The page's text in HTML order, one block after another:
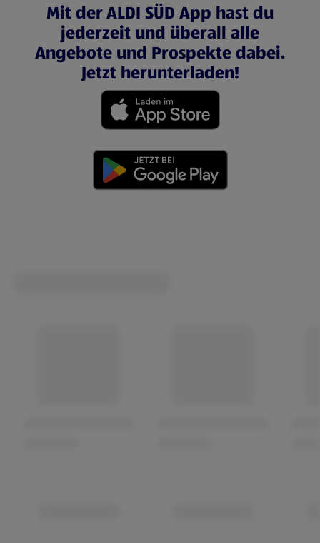
Mit der ALDI SÜD App hast du
jederzeit und überall alle
Angebote und Prospekte dabei.
Jetzt herunterladen!